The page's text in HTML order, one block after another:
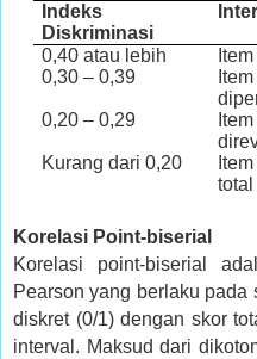
Indeks
Diskriminasi
0,40 atau lebih
0,30 – 0,39
0,20 – 0,29
Kurang dari 0,20
total
Korelasi Point-biserial
Korelasi point-biserial
Pearson yang berlaku pada
diskret (0/1) dengan skor
interval. Maksud dari